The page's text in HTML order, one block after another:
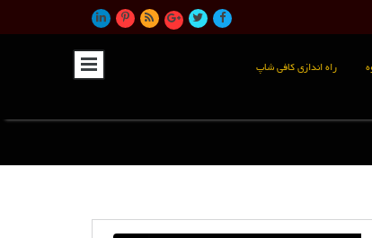
راه اندازی کافی شاپ